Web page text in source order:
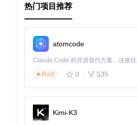
项目及技术应用场景
p或移动端PWA（渐进式Web应用）
项目特点
响应式布局：无论在桌面端还是
完善的开发流程
热门项目推荐
atomcode
Rust
0 535
Kimi-K3